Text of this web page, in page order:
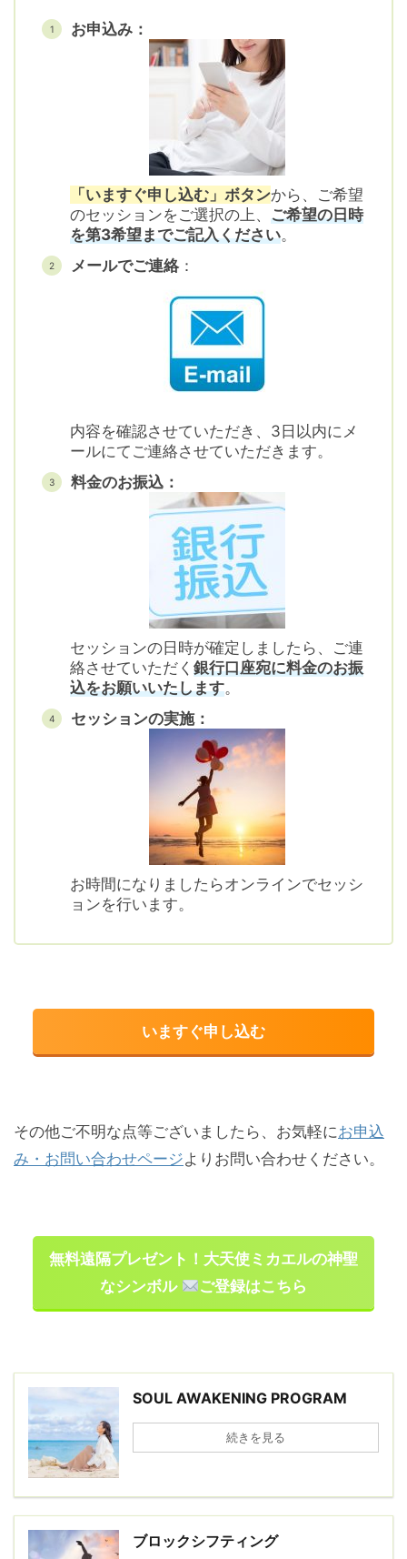
お申込み：
「いますぐ申し込む」ボタンから、ご希望
のセッションをご選択の上、 ご希望の日時
を第3希望までご記入ください。
メールでご連絡：
内容を確認させていただき、3日以内にメ
ールにてご連絡させていただきます。
料金のお振込：
セッションの日時が確定しましたら、ご連
絡させていただく 銀行口座宛に料金のお振
込をお願いいたします。
セッションの実施：
お時間になりましたらオンラインでセッシ
ョンを行います。
いますぐ申し込む
その他ご不明な点等ございましたら、お気軽にお申込
み・お問い合わせページよりお問い合わせください。
無料遠隔プレゼント！大天使ミカエルの神聖
なシンボル
ご登録はこちら
SOUL AWAKENING PROGRAM
続きを見る
ブロックシフティング